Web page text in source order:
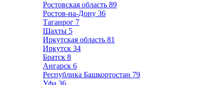
Ростовская область 89
Ростов-на-Дону 36
Таганрог 7
Шахты 5
Иркутская область 81
Иркутск 34
Братск 8
Ангарск 6
Республика Башкортостан 79
Уфа 36